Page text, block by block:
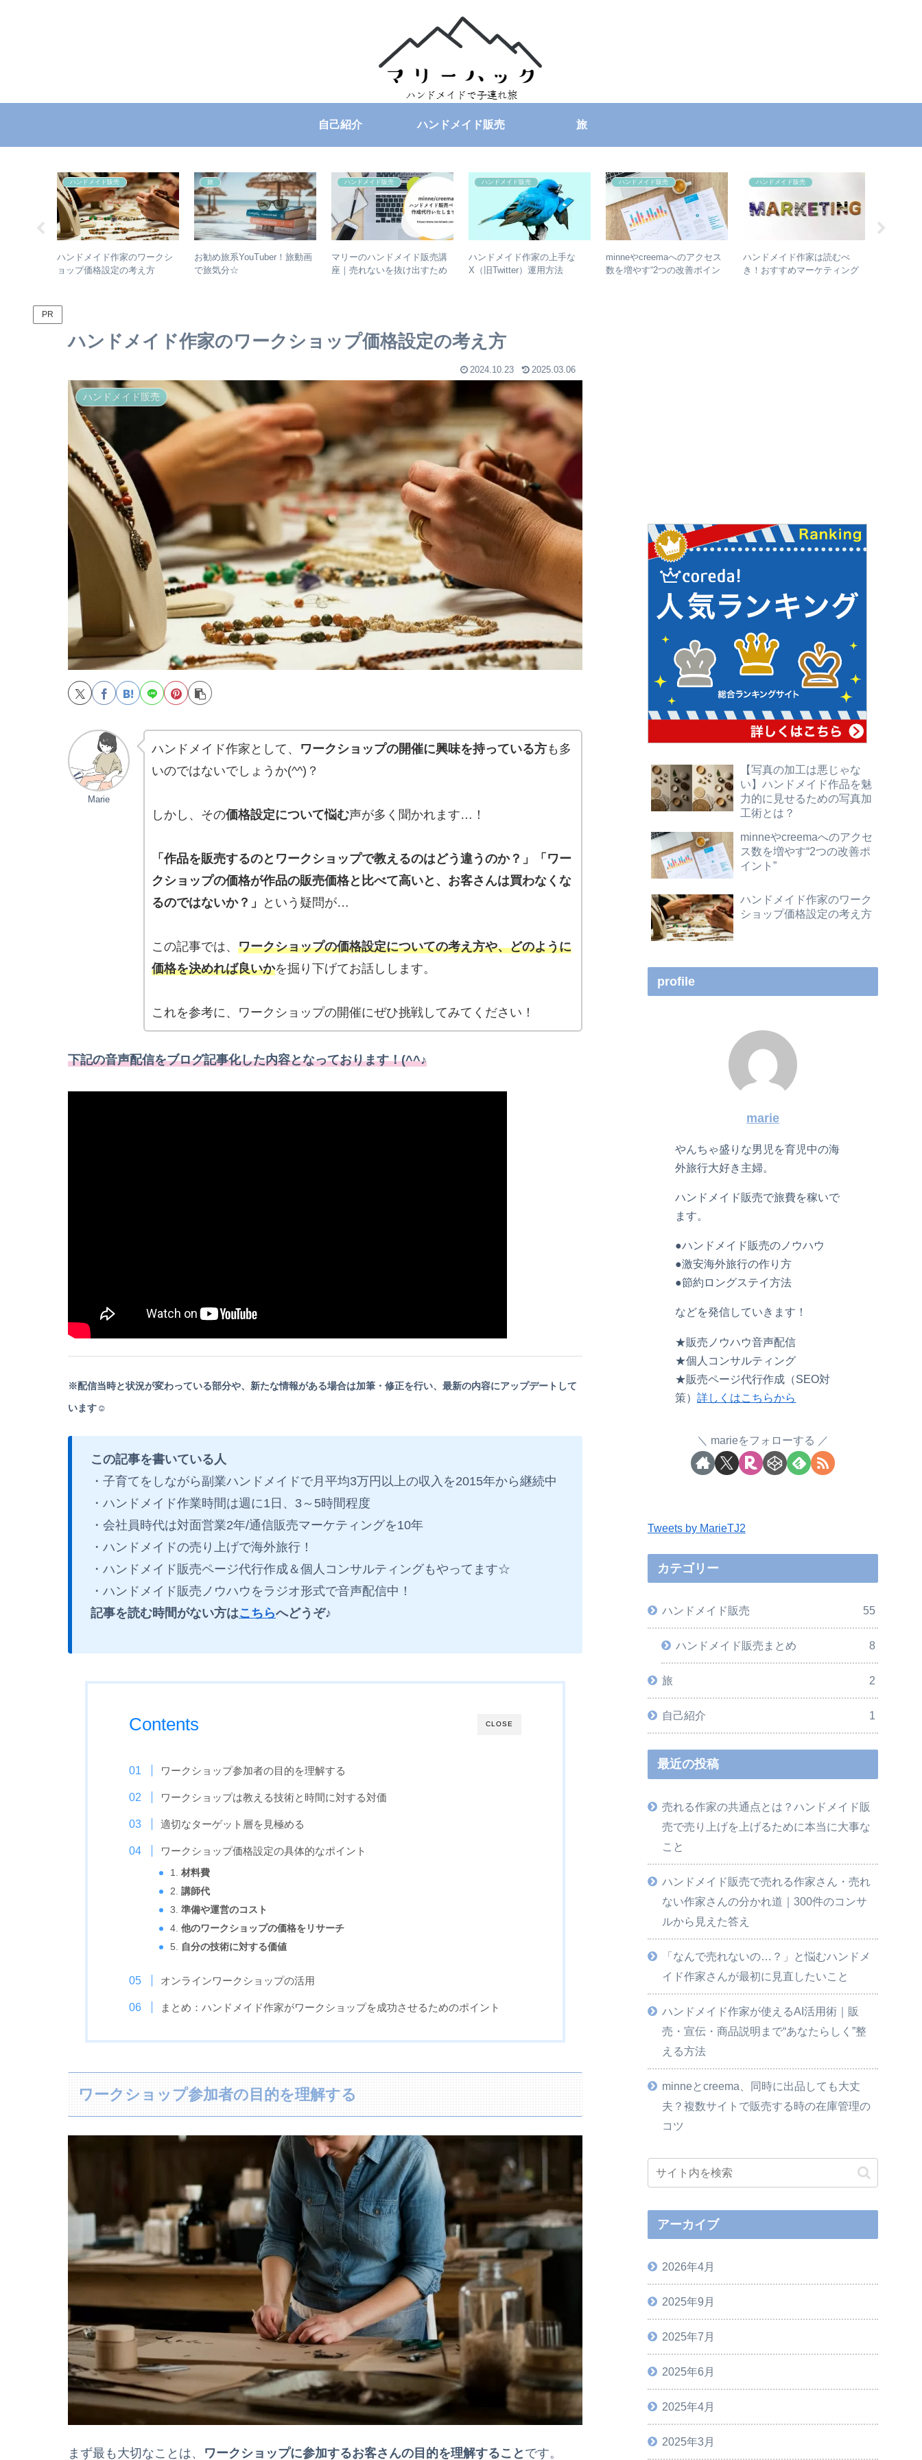
自己紹介 ハンドメイド販売 旅
ハンドメイド販売
ハンドメイド作家のワークシ
ョップ価格設定の考え方
旅
お勧め旅系YouTuber！旅動画
で旅気分☆
ハンドメイド販売
マリーのハンドメイド販売講
座｜売れないを抜け出すため
ハンドメイド販売
ハンドメイド作家の上手な
X（旧Twitter）運用方法
ハンドメイド販売
minneやcreemaへのアクセス
数を増やす“2つの改善ポイン
ハンドメイド販売
ハンドメイド作家は読むべ
き！おすすめマーケティング
PR
ハンドメイド作家のワークショップ価格設定の考え方
2024.10.23 2025.03.06
ハンドメイド販売
Marie
ハンドメイド作家として、 ワークショップの開催に興味を持っている方も多
いのではないでしょうか(^^)？
しかし、その価格設定について悩む声が多く聞かれます…！
「作品を販売するのとワークショップで教えるのはどう違うのか？」「ワー
クショップの価格が作品の販売価格と比べて高いと、お客さんは買わなくな
るのではないか？」
という疑問が…
この記事では、 ワークショップの価格設定についての考え方や、どのように
価格を決めれば良いかを掘り下げてお話しします。
これを参考に、ワークショップの開催にぜひ挑戦してみてください！
下記の音声配信をブログ記事化した内容となっております！(^^♪
※配信当時と状況が変わっている部分や、新たな情報がある場合は加筆・修正を行い、最新の内容にアップデートして
います☺
この記事を書いている人
・子育てをしながら副業ハンドメイドで月平均3万円以上の収入を2015年から継続中
・ハンドメイド作業時間は週に1日、3～5時間程度
・会社員時代は対面営業2年/通信販売マーケティングを10年
・ハンドメイドの売り上げで海外旅行！
・ハンドメイド販売ページ代行作成＆個人コンサルティングもやってます☆
・ハンドメイド販売ノウハウをラジオ形式で音声配信中！
記事を読む時間がない方はこちらへどうぞ♪
CLOSE
Contents
ワークショップ参加者の目的を理解する
ワークショップは教える技術と時間に対する対価
適切なターゲット層を見極める
ワークショップ価格設定の具体的なポイント
1. 材料費
2. 講師代
3. 準備や運営のコスト
4. 他のワークショップの価格をリサーチ
5.
自分の技術に対する価値
オンラインワークショップの活用
まとめ：ハンドメイド作家がワークショップを成功させるためのポイント
ワークショップ参加者の目的を理解する
まず最も大切なことは、 ワークショップに参加するお客さんの目的を理解すること です。
【写真の加工は悪じゃな
い】ハンドメイド作品を魅
力的に見せるための写真加
工術とは？
minneやcreemaへのアクセ
ス数を増やす“2つの改善ポ
イント”
ハンドメイド作家のワーク
ショップ価格設定の考え方
profile
marie
やんちゃ盛りな男児を育児中の海
外旅行大好き主婦。
ハンドメイド販売で旅費を稼いで
ます。
●ハンドメイド販売のノウハウ
●激安海外旅行の作り方
●節約ロングステイ方法
などを発信していきます！
★販売ノウハウ音声配信
★個人コンサルティング
★販売ページ代行作成（SEO対
策）詳しくはこちらから
marieをフォローする
Tweets by MarieTJ2
カテゴリー
ハンドメイド販売 55
ハンドメイド販売まとめ 8
旅 2
自己紹介 1
最近の投稿
売れる作家の共通点とは？ハンドメイド販
売で売り上げを上げるために本当に大事な
こと
ハンドメイド販売で売れる作家さん・売れ
ない作家さんの分かれ道｜300件のコンサ
ルから見えた答え
「なんで売れないの…？」と悩むハンドメ
イド作家さんが最初に見直したいこと
ハンドメイド作家が使えるAI活用術｜販
売・宣伝・商品説明まで“あなたらしく”整
える方法
minneとcreema、同時に出品しても大丈
夫？複数サイトで販売する時の在庫管理の
コツ
アーカイブ
2026年4月
2025年9月
2025年7月
2025年6月
2025年4月
2025年3月